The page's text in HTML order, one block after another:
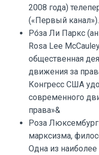
2008 года)
(«Первый канал»).
Ро́за Ли Паркс
Rosa Lee
общественная
движения за
Конгресс США
современного
права»&
Роза
марксизма,
Одна из